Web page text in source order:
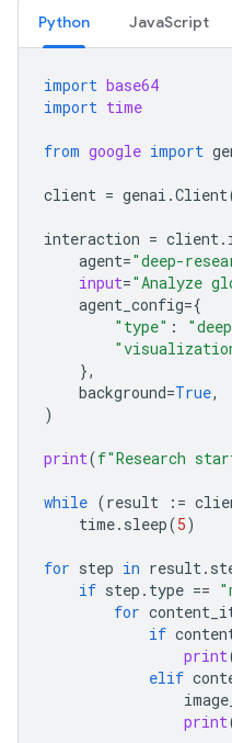
Python JavaScript
import base64
import time
from google import
client = genai .Client
interaction = client.
agent="deep-
input="Analyze
agent_config={
"type" :
},
background=True,
)
print(f"Research
while (result :=
time. sleep(5)
for step in result.
if step . type ==
for
if
print
elif
print